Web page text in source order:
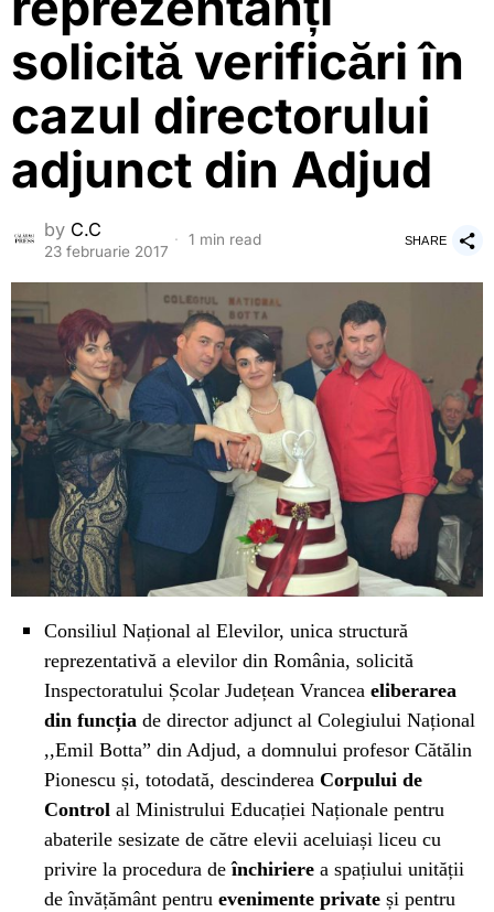
solicită verificări în
cazul directorului
adjunct din Adjud
by C.C
23 februarie 2017
1 min read SHARE
Consiliul Național al Elevilor, unica structură
reprezentativă a elevilor din România, solicită
Inspectoratului Școlar Județean Vrancea eliberarea
din funcțiade director adjunct al Colegiului Național
,,Emil Botta” din Adjud, a domnului profesor Cătălin
Pionescu și, totodată, descinderea Corpului de
Control al Ministrului Educației Naționale pentru
abaterile sesizate de către elevii aceluiași liceu cu
privire la procedura deînchirierea spațiului unității
de învățământ pentru evenimente private și pentru